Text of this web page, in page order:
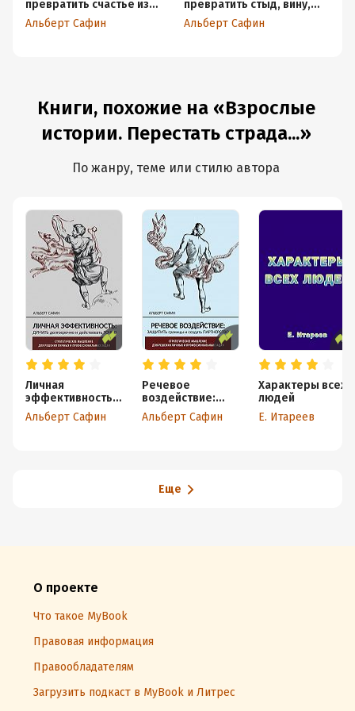
превратить счастье из
недостижимой цели в
привычную реальность
Альберт Сафин
превратить стыд, вину,
зависть и злость в мостик
к счастливой жизни
Альберт Сафин
Книги, похожие на «Взрослые
истории. Перестать страда...»
По жанру, теме или стилю автора
Личная
эффективность:
думать
долгосрочно и
Альберт Сафин
Речевое
воздействие:
защитить
границы и
Альберт Сафин
Характеры всех
людей
Е. Итареев
Еще
О проекте
Что такое MyBook
Правовая информация
Правообладателям
Загрузить подкаст в MyBook и Литрес